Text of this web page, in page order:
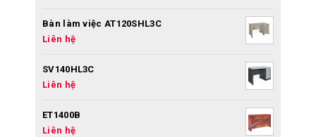
Bàn làm việc AT120SHL3C
Liên hệ
SV140HL3C
Liên hệ
ET1400B
Liên hệ